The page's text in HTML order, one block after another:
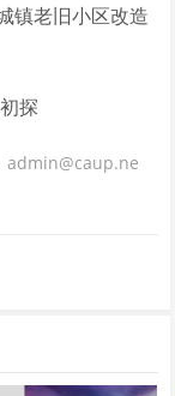
镇老旧小区改造
探
admin@caup.ne